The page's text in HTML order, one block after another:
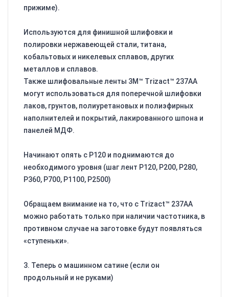
прижиме).
Используются для финишной шлифовки и
полировки нержавеющей стали, титана,
кобальтовых и никелевых сплавов, других
металлов и сплавов.
Также шлифовальные ленты 3M™ Trizact™ 237AA
могут использоваться для поперечной шлифовки
лаков, грунтов, полиуретановых и полиэфирных
наполнителей и покрытий, лакированного шпона и
панелей МДФ.
Начинают опять с Р120 и поднимаются до
необходимого уровня (шаг лент Р120, Р200, Р280,
Р360, Р700, Р1100, Р2500)
Обращаем внимание на то, что с Trizact™ 237AA
можно работать только при наличии частотника, в
противном случае на заготовке будут появляться
«ступеньки».
3. Теперь о машинном сатине (если он
продольный и не руками)